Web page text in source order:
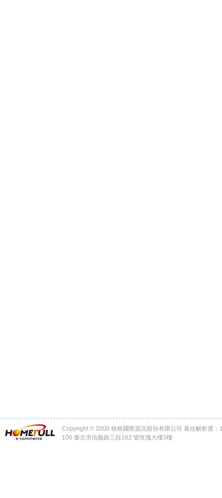
Copyright © 2008 植根國際資訊股份有限公司 最佳解析度：
106 臺北市信義路三段162 號玫瑰大樓3樓